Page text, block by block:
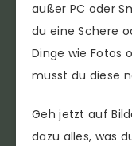
außer PC oder
du eine Schere
Dinge wie Fotos
musst du diese
Geh jetzt auf
dazu alles, was